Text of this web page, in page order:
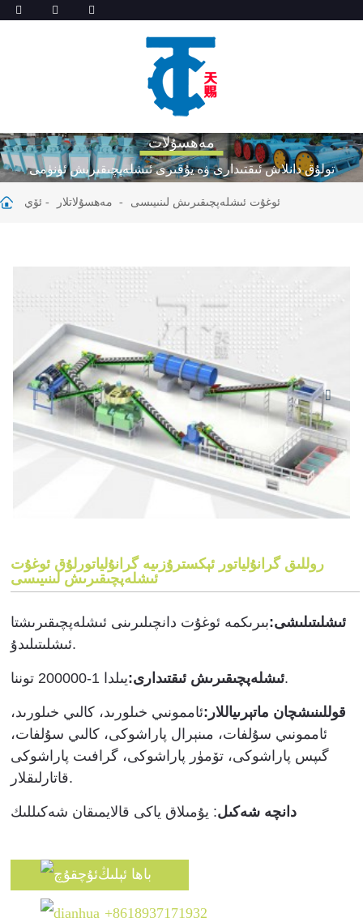
مەھسۇلات
تولۇق دانلاش ئىقتىدارى ۋە يۇقىرى ئىشلەپچىقىرىش ئۈنۈمى
ئۆي مەھسۇلاتلار ئوغۇت ئىشلەپچىقىرىش لىنىيىسى
روللىق گرانۇلياتور ئېكسترۇزىيە گرانۇلياتورلۇق ئوغۇت
ئىشلەپچىقىرىش لىنىيىسى
ئىشلىتىلىشى:بىرىكمە ئوغۇت دانچىلىرىنى ئىشلەپچىقىرىشتا
ئىشلىتىلىدۇ.
ئىشلەپچىقىرىش ئىقتىدارى:يىلدا 1-200000 توننا.
قوللىنىشچان ماتېرىياللار:ئاممونىي خىلورىد، كالىي خىلورىد،
ئاممونىي سۇلفات، مىنېرال پاراشوكى، كالىي سۇلفات،
گىپس پاراشوكى، تۆمۈر پاراشوكى، گرافىت پاراشوكى
قاتارلىقلار.
دانچە شەكىل: يۇمىلاق ياكى قالايمىقان شەكىللىك
باھا ئېلىڭ
+8618937171932